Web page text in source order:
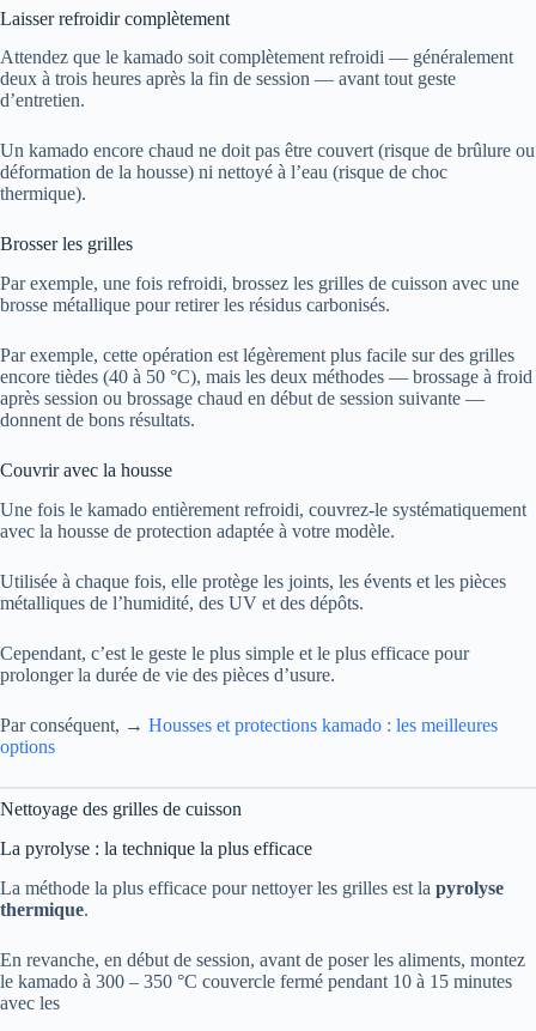
Laisser refroidir complètement
Attendez que le kamado soit complètement refroidi — généralement
deux à trois heures après la fin de session — avant tout geste
d’entretien.
Un kamado encore chaud ne doit pas être couvert (risque de brûlure ou
déformation de la housse) ni nettoyé à l’eau (risque de choc
thermique).
Brosser les grilles
Par exemple, une fois refroidi, brossez les grilles de cuisson avec une
brosse métallique pour retirer les résidus carbonisés.
Par exemple, cette opération est légèrement plus facile sur des grilles
encore tièdes (40 à 50 °C), mais les deux méthodes — brossage à froid
après session ou brossage chaud en début de session suivante —
donnent de bons résultats.
Couvrir avec la housse
Une fois le kamado entièrement refroidi, couvrez-le systématiquement
avec la housse de protection adaptée à votre modèle.
Utilisée à chaque fois, elle protège les joints, les évents et les pièces
métalliques de l’humidité, des UV et des dépôts.
Cependant, c’est le geste le plus simple et le plus efficace pour
prolonger la durée de vie des pièces d’usure.
Par conséquent, → Housses et protections kamado : les meilleures
options
Nettoyage des grilles de cuisson
La pyrolyse : la technique la plus efficace
La méthode la plus efficace pour nettoyer les grilles est la pyrolyse
thermique.
En revanche, en début de session, avant de poser les aliments, montez
le kamado à 300 – 350 °C couvercle fermé pendant 10 à 15 minutes
avec les